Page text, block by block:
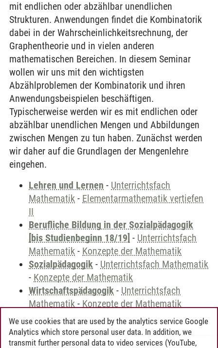
mit endlichen oder abzählbar unendlichen
Strukturen. Anwendungen findet die Kombinatorik
dabei in der Wahrscheinlichkeitsrechnung, der
Graphentheorie und in vielen anderen
mathematischen Bereichen. In diesem Seminar
wollen wir uns mit den wichtigsten
Abzählproblemen der Kombinatorik und ihren
Anwendungsbeispielen beschäftigen.
Typischerweise werden wir es mit endlichen oder
abzählbar unendlichen Mengen und Abbildungen
zwischen Mengen zu tun haben. Zunächst werden
wir daher auf die Grundlagen der Mengenlehre
eingehen.
Lehren und Lernen - Unterrichtsfach
Mathematik - Elementarmathematik vertiefen
II
Berufliche Bildung in der Sozialpädagogik
[bis Studienbeginn 18/19] - Unterrichtsfach
Mathematik - Konzepte der Mathematik
Sozialpädagogik - Unterrichtsfach Mathematik
- Konzepte der Mathematik
Wirtschaftspädagogik - Unterrichtsfach
Mathematik - Konzepte der Mathematik
We use cookies that are used by the analytics service Google
Analytics which store personal user data. In addition, we
transmit further personal data to video services (YouTube,